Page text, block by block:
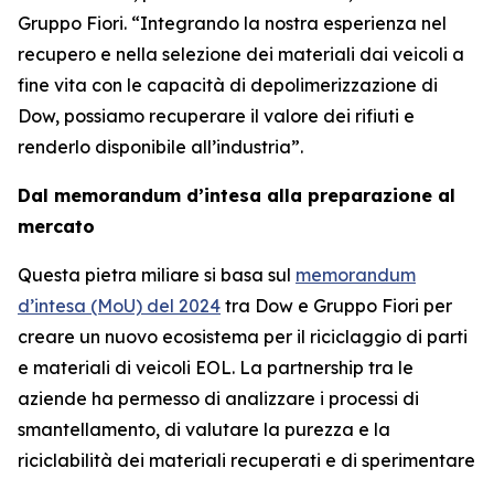
Gruppo Fiori. “Integrando la nostra esperienza nel
recupero e nella selezione dei materiali dai veicoli a
fine vita con le capacità di depolimerizzazione di
Dow, possiamo recuperare il valore dei rifiuti e
renderlo disponibile all’industria”.
Dal memorandum d’intesa alla preparazione al
mercato
Questa pietra miliare si basa sul memorandum
d’intesa (MoU) del 2024 tra Dow e Gruppo Fiori per
creare un nuovo ecosistema per il riciclaggio di parti
e materiali di veicoli EOL. La partnership tra le
aziende ha permesso di analizzare i processi di
smantellamento, di valutare la purezza e la
riciclabilità dei materiali recuperati e di sperimentare